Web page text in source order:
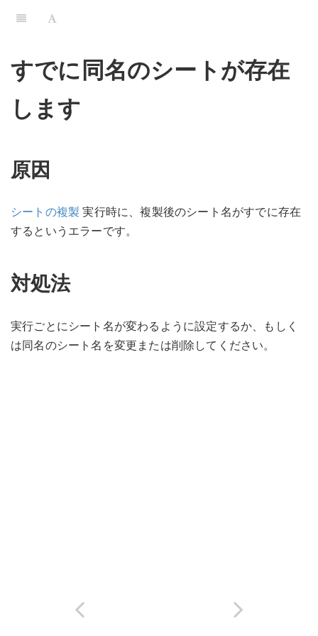
すでに同名のシートが存在
します
原因
シートの複製 実行時に、複製後のシート名がすでに存在
するというエラーです。
対処法
実行ごとにシート名が変わるように設定するか、もしく
は同名のシート名を変更または削除してください。